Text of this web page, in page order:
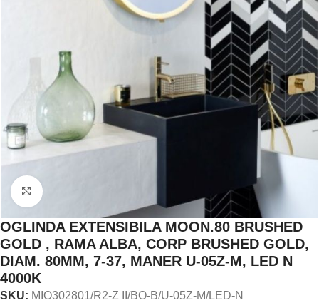
Click to enlarge
OGLINDA EXTENSIBILA MOON.80 BRUSHED
GOLD , RAMA ALBA, CORP BRUSHED GOLD,
DIAM. 80MM, 7-37, MANER U-05Z-M, LED N
4000K
SKU: MIO302801/R2-Z II/BO-B/U-05Z-M/LED-N